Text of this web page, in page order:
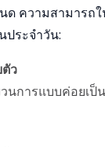
ความสามารถ
ประจําวัน:
ว
การแบบค่อยเป็